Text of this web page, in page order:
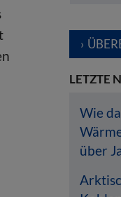
LETZTE
Wie
über